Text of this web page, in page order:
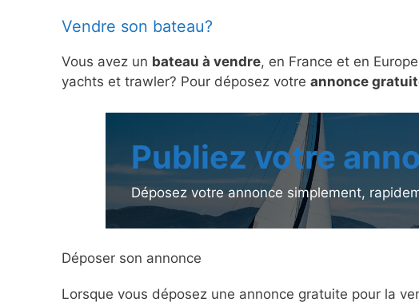
Vendre son bateau?
Vous avez un bateau à vendre, en France et en
yachts et trawler? Pour déposez votre annonce
Publiez votre
Déposez votre annonce simplement,
Déposer son annonce
Lorsque vous déposez une annonce gratuite pour la